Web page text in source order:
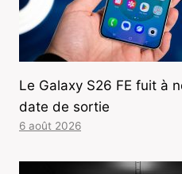
Le Galaxy S26 FE fuit à
date de sortie
6 août 2026